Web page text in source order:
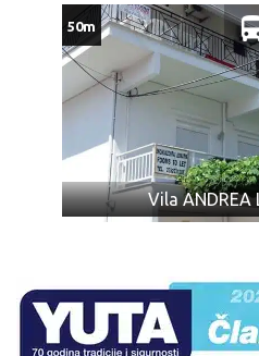
alkohola i opojnih
Zadržavanje na free shop-
U slučaju nedovoljnog
postoji mogućnost
sredstvom sa dela puta
Maloletna lica, ukoliko
roditeljem, moraju imati
putuje, overenu kod
U odlasku i povratku
standardnih dimenzija do
kolica. Doplata iznosi 5€/
Vila ANDREA
50m